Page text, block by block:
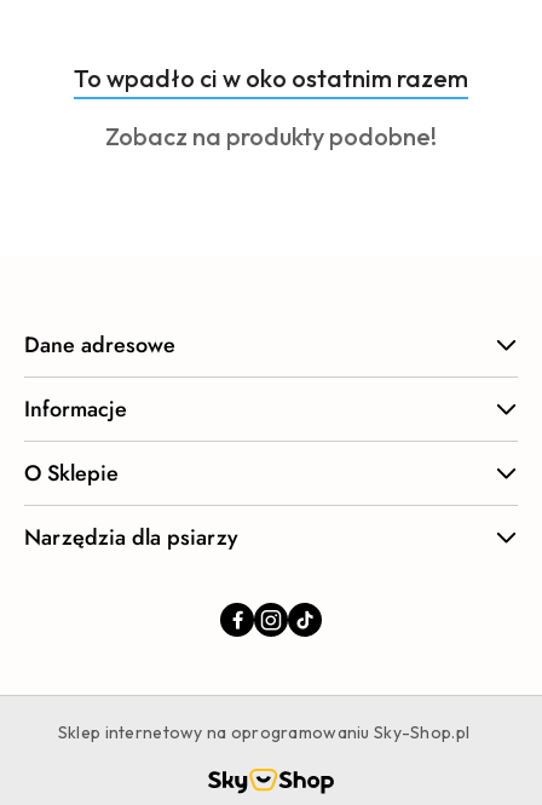
Pomiń karuzelę produktów
Produkty
o
statusie:
To wpadło ci w oko ostatnim razem
Produkty
Zobacz na produkty podobne!
Dane adresowe
Informacje
O Sklepie
Narzędzia dla psiarzy
Sklep internetowy na oprogramowaniu Sky-Shop.pl